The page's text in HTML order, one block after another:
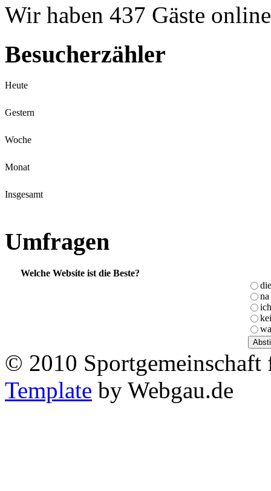
Wir haben 437 Gäste online
Besucherzähler
Heute
Gestern
Woche
Monat
Insgesamt
Umfragen
Welche Website ist die Beste?
© 2010
Template by Webgau.de